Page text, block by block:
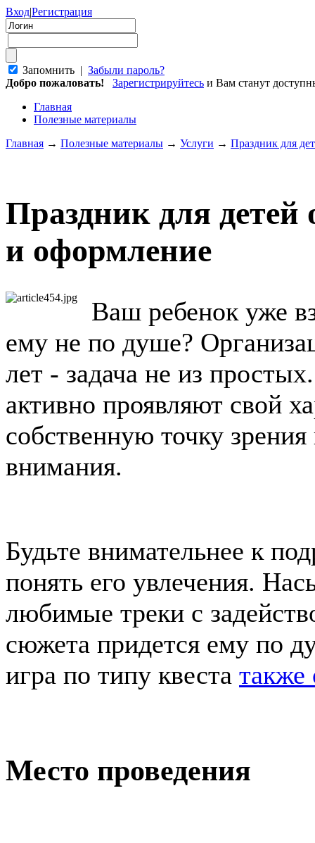
Вход|Регистрация
Запомнить | Забыли пароль?
Добро пожаловать!
Зарегистрируйтесь и Вам станут
Главная
Полезные материалы
Главная → Полезные материалы → Услуги → Праздник для
Праздник для детей
и оформление
Ваш ребенок уже
ему не по душе?
лет - задача не из
активно проявляют свой
собственную точку
внимания.
Будьте внимательнее к
понять его увлечения.
любимые треки с
сюжета придется ему по
игра по типу квеста также
Место проведения